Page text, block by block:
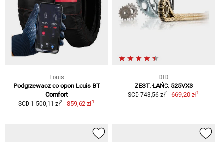
Louis
Podgrzewacz do opon Louis BT
Comfort
SCD 1 500,11 zł2 859,62 zł1
DID
ZEST. ŁAŃC. 525VX3
SCD 743,56 zł2 669,20 zł1